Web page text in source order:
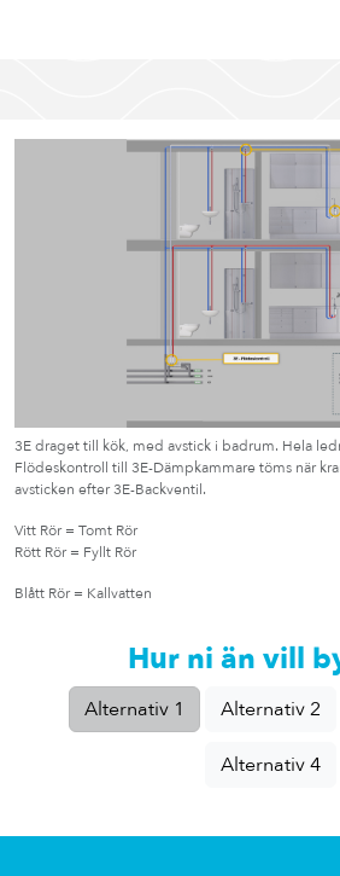
3E draget till kök, med avstick i badrum. Hela
Flödeskontroll till 3E-Dämpkammare töms när
avsticken efter 3E-Backventil.
Vitt Rör = Tomt Rör
Rött Rör = Fyllt Rör
Blått Rör = Kallvatten
Hur ni än vill
Alternativ 1 Alternativ 2
Alternativ 4